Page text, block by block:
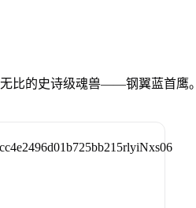
比的史诗级魂兽——钢翼蓝首鹰。